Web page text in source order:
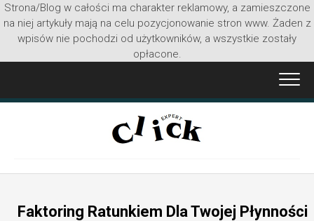
Strona/Blog w całości ma charakter reklamowy, a zamieszczone
na niej artykuły mają na celu pozycjonowanie stron www. Żaden z
wpisów nie pochodzi od użytkowników, a wszystkie zostały
opłacone.
treści
Faktoring Ratunkiem Dla Twojej Płynności